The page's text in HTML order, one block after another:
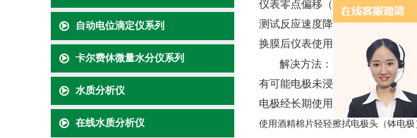
自动电位滴定仪系列
卡尔费休微量水分仪系列
水质分析仪
在线水质分析仪
仪表零点偏移（无氧水中测试数据
测试反应速度降低时；
换膜后仪表使用周期变短。
解决方法：
有可能电极未浸没电解液，此时
电极经长期使用后，电极表面会
使用酒精棉片轻轻擦拭电极头（钵电极